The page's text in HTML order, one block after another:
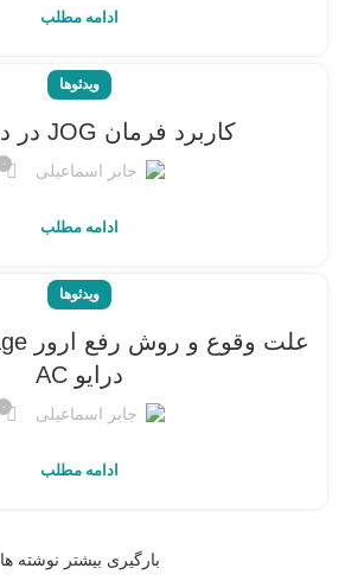
ادامه مطلب
ویدئوها
کاربرد فرمان JOG در درایو AC
جابر اسماعیلی ۰
ادامه مطلب
ویدئوها
درایو AC
جابر اسماعیلی ۰
ادامه مطلب
بارگیری بیشتر نوشته ها